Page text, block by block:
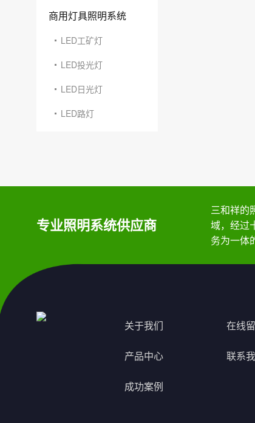
商用灯具照明系统
LED工矿灯
LED投光灯
LED日光灯
LED路灯
专业照明系统供应商
三和祥的
域，经过
务为一体
关于我们
产品中心
成功案例
在线
联系